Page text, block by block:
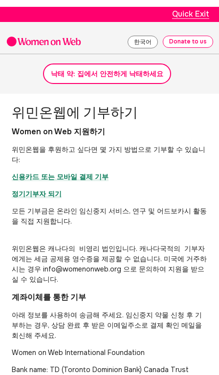
Quick Exit
한국어 Donate to us
낙태 약: 집에서 안전하게 낙태하세요
위민온웹에 기부하기
Women on Web 지원하기
위민온웹을 후원하고 싶다면 몇 가지 방법으로 기부할 수 있습니
다:
신용카드 또는 모바일 결제 기부
정기기부자 되기
모든 기부금은 온라인 임신중지 서비스, 연구 및 어드보카시 활동
을 직접 지원합니다.
위민온웹은 캐나다의 비영리 법인입니다. 캐나다국적의 기부자
에게는 세금 공제용 영수증을 제공할 수 없습니다. 미국에 거주하
시는 경우 info@womenonweb.org 으로 문의하여 지원을 받으
실 수 있습니다.
계좌이체를 통한 기부
아래 정보를 사용하여 송금해 주세요. 임신중지 약물 신청 후 기
부하는 경우, 상담 완료 후 받은 이메일주소로 결제 확인 메일을
회신해 주세요.
Women on Web International Foundation
Bank name: TD (Toronto Dominion Bank) Canada Trust